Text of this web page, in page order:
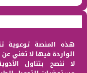
هذه المنصة توعوية
الواردة فيها لا تغني
لا ننصح بتناول